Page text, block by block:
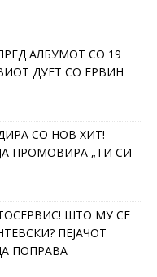
АЛБУМОТ СО 19
ДУЕТ СО ЕРВИН
СО НОВ ХИТ!
ПРОМОВИРА „ТИ СИ
ШТО МУ СЕ
ПЕЈАЧОТ
ПОПРАВА